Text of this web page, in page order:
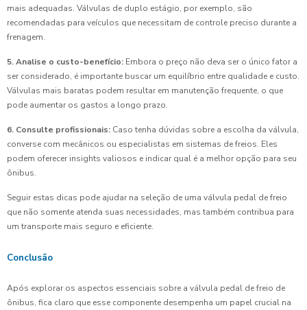
mais adequadas. Válvulas de duplo estágio, por exemplo, são
recomendadas para veículos que necessitam de controle preciso durante a
frenagem.
5. Analise o custo-benefício: Embora o preço não deva ser o único fator a
ser considerado, é importante buscar um equilíbrio entre qualidade e custo.
Válvulas mais baratas podem resultar em manutenção frequente, o que
pode aumentar os gastos a longo prazo.
6. Consulte profissionais: Caso tenha dúvidas sobre a escolha da válvula,
converse com mecânicos ou especialistas em sistemas de freios. Eles
podem oferecer insights valiosos e indicar qual é a melhor opção para seu
ônibus.
Seguir estas dicas pode ajudar na seleção de uma válvula pedal de freio
que não somente atenda suas necessidades, mas também contribua para
um transporte mais seguro e eficiente.
Conclusão
Após explorar os aspectos essenciais sobre a válvula pedal de freio de
ônibus, fica claro que esse componente desempenha um papel crucial na